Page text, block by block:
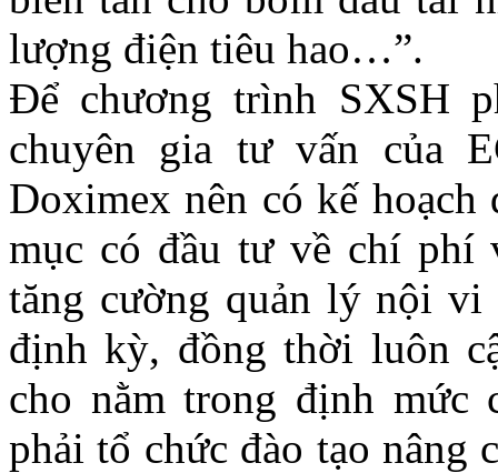
lượng điện tiêu hao…”.
Để chương trình SXSH
chuyên gia tư vấn của
Doximex nên có kế
mục có đầu tư về chí phí
tăng cường quản lý nội
định kỳ, đồng thời luôn
cho nằm trong định mức
phải tổ chức đào tạo nâng